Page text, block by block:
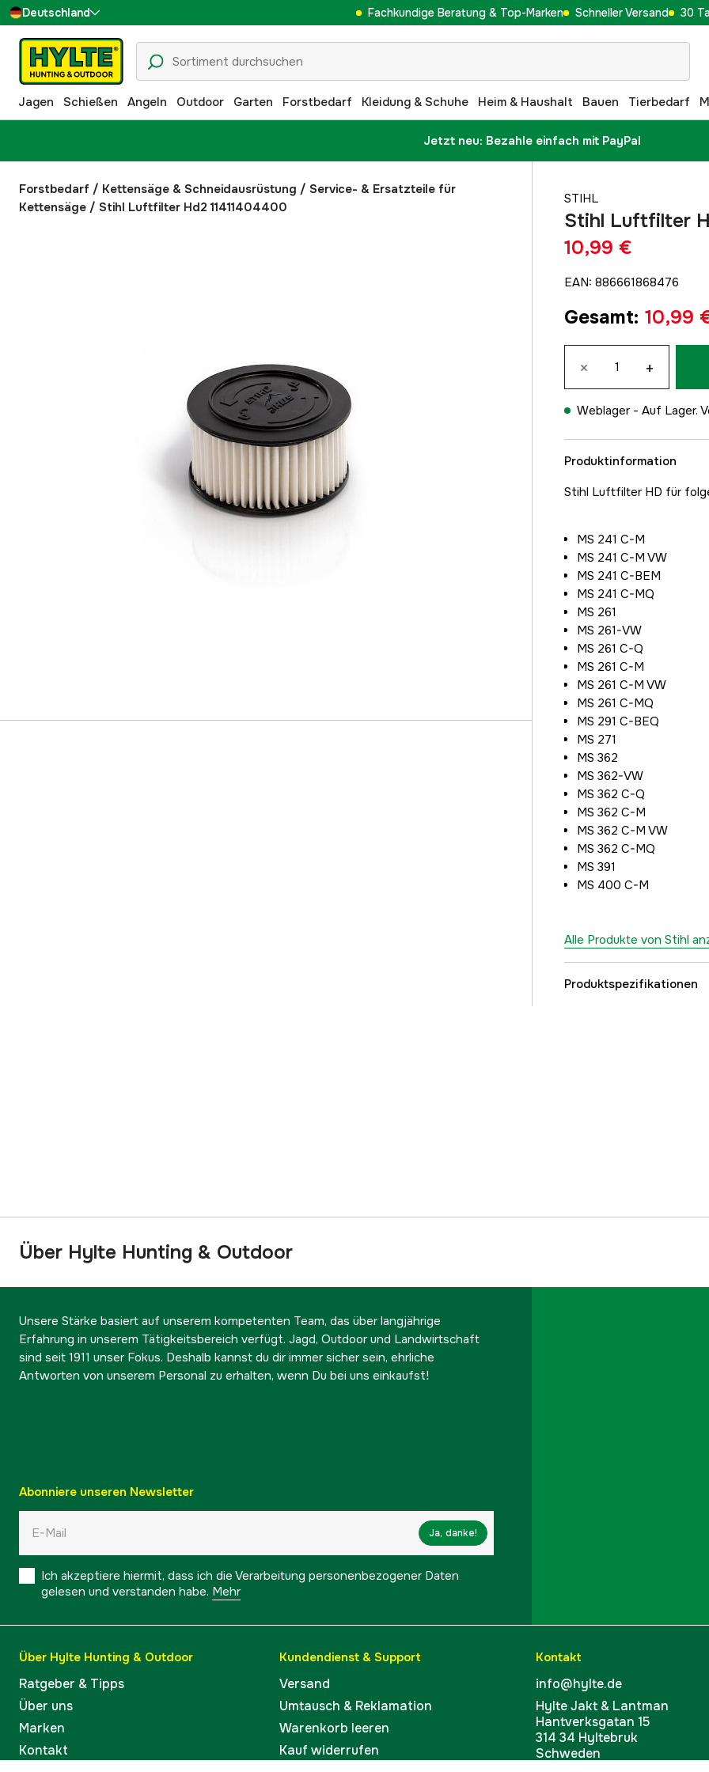
Deutschland
Sverige
Danmark
Suomi
Fachkundige Beratung & Top-Marken Schneller Versand 30
Jagen Schießen Angeln Outdoor Garten Forstbedarf Kleidung & Schuhe Heim & Haushalt Bauen Tierbedarf
Jetzt neu: Bezahle einfach mit PayPal
Forstbedarf / Kettensäge & Schneidausrüstung / Service- & Ersatzteile für
Kettensäge / Stihl Luftfilter Hd2 11411404400
STIHL
Stihl Luftfilter
10,99 €
EAN: 886661868476
Gesamt: 10,99
× +
Weblager - Auf Lager.
Produktinformation
Stihl Luftfilter HD für
MS 241 C-M
MS 241 C-M VW
MS 241 C-BEM
MS 241 C-MQ
MS 261
MS 261-VW
MS 261 C-Q
MS 261 C-M
MS 261 C-M VW
MS 261 C-MQ
MS 291 C-BEQ
MS 271
MS 362
MS 362-VW
MS 362 C-Q
MS 362 C-M
MS 362 C-M VW
MS 362 C-MQ
MS 391
MS 400 C-M
Alle Produkte von Stihl
Produktspezifikationen
Über Hylte Hunting & Outdoor
Unsere Stärke basiert auf unserem kompetenten Team, das über langjährige
Erfahrung in unserem Tätigkeitsbereich verfügt. Jagd, Outdoor und Landwirtschaft
sind seit 1911 unser Fokus. Deshalb kannst du dir immer sicher sein, ehrliche
Antworten von unserem Personal zu erhalten, wenn Du bei uns einkaufst!
Abonniere unseren Newsletter
Ja, danke!
Ich akzeptiere hiermit, dass ich die Verarbeitung personenbezogener Daten
gelesen und verstanden habe. Mehr
Über Hylte Hunting & Outdoor
Ratgeber & Tipps
Über uns
Marken
Kontakt
Kundendienst & Support
Versand
Umtausch & Reklamation
Warenkorb leeren
Kauf widerrufen
Kontakt
info@hylte.de
Hylte Jakt & Lantman
Hantverksgatan 15
314 34 Hyltebruk
Schweden